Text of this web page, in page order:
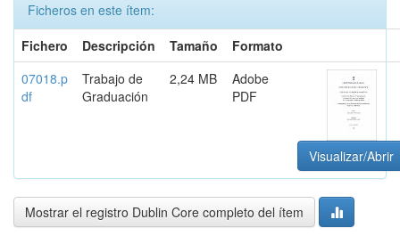
Ficheros en este ítem:
Fichero
Descripción Tamaño
Formato
07018.p
df
Trabajo de
Graduación
2,24 MB
Adobe
PDF
Visualizar/Abrir
Mostrar el registro Dublin Core completo del ítem